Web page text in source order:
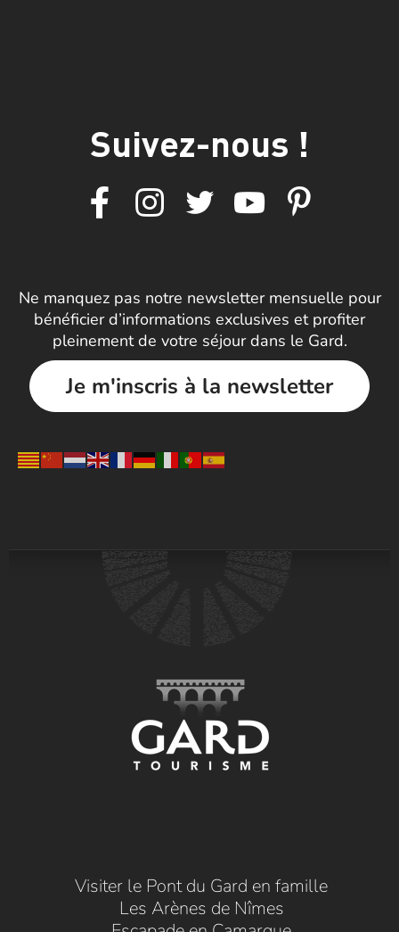
Suivez-nous !
Ne manquez pas notre newsletter mensuelle pour
bénéficier d’informations exclusives et profiter
pleinement de votre séjour dans le Gard.
Je m'inscris à la newsletter
Visiter le Pont du Gard en famille
Les Arènes de Nîmes